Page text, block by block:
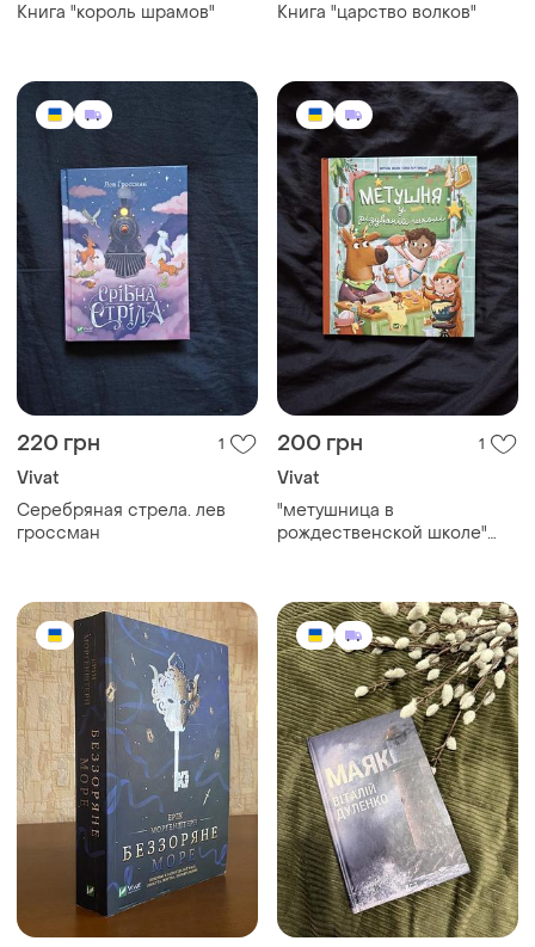
Книга "король шрамов"
Книга "царство волков"
220 грн 1
Vivat
Серебряная стрела. лев
гроссман
200 грн 1
Vivat
"метушница в
рождественской школе"